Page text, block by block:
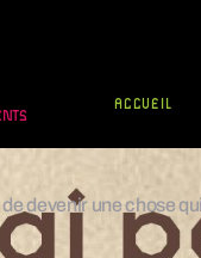
ACCUEIL
de devenir une chose